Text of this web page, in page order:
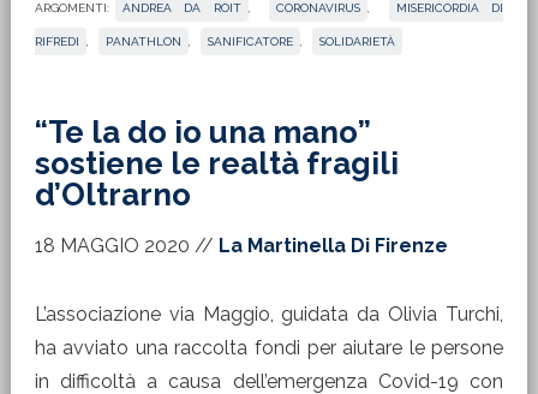
ARGOMENTI: ANDREA DA ROIT CORONAVIRUS MISERICORDIA DI
RIFREDI PANATHLON SANIFICATORE SOLIDARIETÀ
“Te la do io una mano”
sostiene le realtà fragili
d’Oltrarno
18 MAGGIO 2020 // La Martinella Di Firenze
L’associazione via Maggio, guidata da Olivia Turchi,
ha avviato una raccolta fondi per aiutare le persone
in difficoltà a causa dell’emergenza Covid-19 con